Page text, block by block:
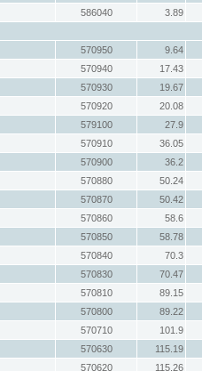
586040
3.89
570950
9.64
570940
17.43
570930
19.67
570920
20.08
579100
27.9
570910
36.05
570900
36.2
570880
50.24
570870
50.42
570860
58.6
570850
58.78
570840
70.3
570830
70.47
570810
89.15
570800
89.22
570710
101.9
570630
115.19
570620 115.26